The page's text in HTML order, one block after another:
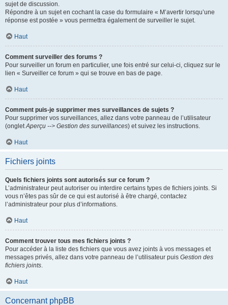
sujet de discussion.
Répondre à un sujet en cochant la case du formulaire « M’avertir lorsqu’une
réponse est postée » vous permettra également de surveiller le sujet.
Haut
Comment surveiller des forums ?
Pour surveiller un forum en particulier, une fois entré sur celui-ci, cliquez sur le
lien « Surveiller ce forum » qui se trouve en bas de page.
Haut
Comment puis-je supprimer mes surveillances de sujets ?
Pour supprimer vos surveillances, allez dans votre panneau de l’utilisateur
(ongletAperçu --> Gestion des surveillances) et suivez les instructions.
Haut
Fichiers joints
Quels fichiers joints sont autorisés sur ce forum ?
L’administrateur peut autoriser ou interdire certains types de fichiers joints. Si
vous n’êtes pas sûr de ce qui est autorisé à être chargé, contactez
l’administrateur pour plus d’informations.
Haut
Comment trouver tous mes fichiers joints ?
Pour accéder à la liste des fichiers que vous avez joints à vos messages et
messages privés, allez dans votre panneau de l’utilisateur puis Gestion des
fichiers joints.
Haut
Concernant phpBB